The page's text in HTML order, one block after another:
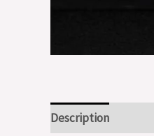
Description